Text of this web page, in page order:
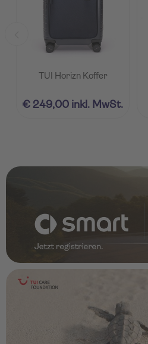
TUI Horizn Koffer
€ 249,00 inkl. MwSt.